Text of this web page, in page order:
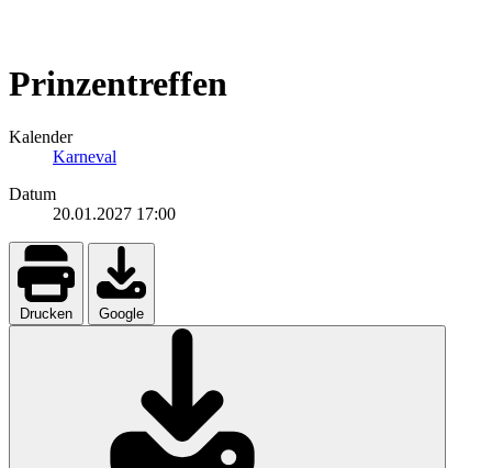
Prinzentreffen
Kalender
Karneval
Datum
20.01.2027 17:00
Drucken Google